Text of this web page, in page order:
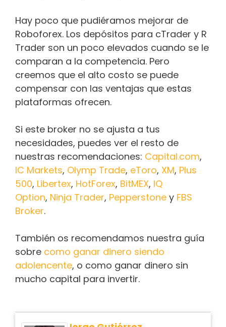
Hay poco que pudiéramos mejorar de
Roboforex. Los depósitos para cTrader y R
Trader son un poco elevados cuando se le
comparan a la competencia. Pero
creemos que el alto costo se puede
compensar con las ventajas que estas
plataformas ofrecen.
Si este broker no se ajusta a tus
necesidades, puedes ver el resto de
nuestras recomendaciones: Capital.com,
IC Markets, Olymp Trade, eToro, XM, Plus
500, Libertex, HotForex, BitMEX, IQ
Option, Ninja Trader, Pepperstone y FBS
Broker.
También os recomendamos nuestra guía
sobre como ganar dinero siendo
adolencente, o como ganar dinero sin
mucho capital para invertir.